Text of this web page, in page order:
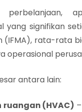
yang signifikan
(IFMA), rata-rata
operasional
antara lain:
(HVAC)